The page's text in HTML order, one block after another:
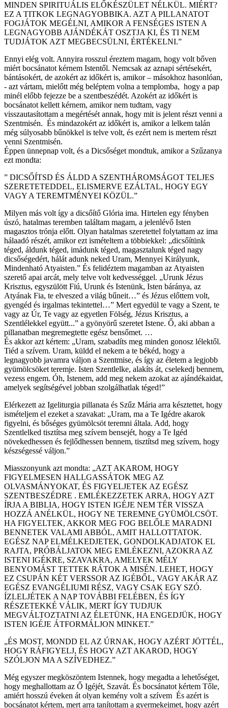
MINDEN SPIRITUÁLIS ELŐKÉSZÜLET NÉLKÜL. MIÉRT?
EZ A TITKOK LEGNAGYOBBIKA. AZT A PILLANATOT
FOGJÁTOK MEGÉLNI, AMIKOR A FENSÉGES ISTEN A
LEGNAGYOBB AJÁNDÉKÁT OSZTJA KI, ÉS TI NEM
TUDJÁTOK AZT MEGBECSÜLNI, ÉRTÉKELNI.”
Ennyi elég volt. Annyira rosszul éreztem magam, hogy volt bőven
miért bocsánatot kérnem Istentől. Nemcsak az aznapi sértésekért,
bántásokért, de azokért az időkért is, amikor – másokhoz hasonlóan,
- azt vártam, mielőtt még beléptem volna a templomba, hogy a pap
minél előbb fejezze be a szentbeszédét. Azokért az időkért is
bocsánatot kellett kérnem, amikor nem tudtam, vagy
visszautasítottam a megértését annak, hogy mit is jelent részt venni a
Szentmisén. És mindazokért az időkért is, amikor a lelkem talán
még súlyosabb bűnökkel is telve volt, és ezért nem is mertem részt
venni Szentmisén.
Éppen ünnepnap volt, és a Dicsőséget mondtuk, amikor a Szűzanya
ezt mondta:
” DICSŐÍTSD ÉS ÁLDD A SZENTHÁROMSÁGOT TELJES
SZERETETEDDEL, ELISMERVE EZÁLTAL, HOGY EGY
VAGY A TEREMTMÉNYEI KÖZÜL.”
Milyen más volt így a dicsőítő Glória ima. Hirtelen egy fényben
úszó, hatalmas teremben találtam magam, a jelenlévő Isten
magasztos trónja előtt. Olyan hatalmas szeretettel folytattam az ima
hálaadó részét, amikor ezt ismételtem a többiekkel: „dicsőítünk
téged, áldunk téged, imádunk téged, magasztalunk téged nagy
dicsőségedért, hálát adunk neked Uram, Mennyei Királyunk,
Mindenható Atyaisten.” És felidéztem magamban az Atyaisten
szerető apai arcát, mely telve volt kedvességgel. „Urunk Jézus
Krisztus, egyszülött Fiú, Urunk és Istenünk, Isten báránya, az
Atyának Fia, te elveszed a világ bűneit…” és Jézus előttem volt,
gyengéd és irgalmas tekintettel…” Mert egyedül te vagy a Szent, te
vagy az Úr, Te vagy az egyetlen Fölség, Jézus Krisztus, a
Szentlélekkel együtt...” a gyönyörű szeretet Istene. Ő, aki abban a
pillanatban megremegtette egész bensőmet. …
És akkor azt kértem: „Uram, szabadíts meg minden gonosz lélektől.
Tiéd a szívem. Uram, küldd el nekem a te békéd, hogy a
legnagyobb javamra váljon a Szentmise, és így az életem a legjobb
gyümölcsöket teremje. Isten Szentlelke, alakíts át, cselekedj bennem,
vezess engem. Óh, Istenem, add meg nekem azokat az ajándékaidat,
amelyek segítségével jobban szolgálhatlak téged!”
Elérkezett az Igeliturgia pillanata és Szűz Mária arra késztettet, hogy
ismételjem el ezeket a szavakat: „Uram, ma a Te Igédre akarok
figyelni, és bőséges gyümölcsöt teremni általa. Add, hogy
Szentlelked tisztítsa meg szívem bensejét, hogy a Te Igéd
növekedhessen és fejlődhessen bennem, tisztítsd meg szívem, hogy
készségessé váljon.”
Miasszonyunk azt mondta: „AZT AKAROM, HOGY
FIGYELMESEN HALLGASSÁTOK MEG AZ
OLVASMÁNYOKAT, ÉS FIGYELJETEK AZ EGÉSZ
SZENTBESZÉDRE . EMLÉKEZZETEK ARRA, HOGY AZT
ÍRJA A BIBLIA, HOGY ISTEN IGÉJE NEM TÉR VISSZA
HOZZÁ ANÉLKÜL, HOGY NE TEREMNE GYÜMÖLCSÖT.
HA FIGYELTEK, AKKOR MEG FOG BELŐLE MARADNI
BENNETEK VALAMI ABBÓL, AMIT HALLOTTATOK.
EGÉSZ NAP ELMÉLKEDJETEK, GONDOLKADJATOK EL
RAJTA, PRÓBÁLJATOK MEG EMLÉKEZNI, AZOKRA AZ
ISTENI IGÉKRE, SZAVAKRA, AMELYEK MÉLY
BENYOMÁST TETTEK RÁTOK A MISÉN. LEHET, HOGY
EZ CSUPÁN KÉT VERSSOR AZ IGÉBŐL, VAGY AKÁR AZ
EGÉSZ EVANGÉLIUMI RÉSZ, VAGY CSAK EGY SZÓ.
ÍZLELJÉTEK A NAP TOVÁBBI FELÉBEN, ÉS ÍGY
RÉSZETEKKÉ VÁLIK, MERT ÍGY TUDJUK
MEGVÁLTOZTATNI AZ ÉLETÜNK, HA ENGEDJÜK, HOGY
ISTEN IGÉJE ÁTFORMÁLJON MINKET.”
„ÉS MOST, MONDD EL AZ ÚRNAK, HOGY AZÉRT JÖTTÉL,
HOGY RÁFIGYELJ, ÉS HOGY AZT AKAROD, HOGY
SZÓLJON MA A SZÍVEDHEZ.”
Még egyszer megköszöntem Istennek, hogy megadta a lehetőséget,
hogy meghallottam az Ő Igéjét, Szavát. És bocsánatot kértem Tőle,
amiért hosszú éveken át olyan kemény volt a szívem És azért is
bocsánatot kértem, mert arra tanítottam a gyermekeimet, hogy azért